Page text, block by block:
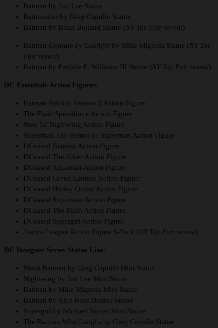
Batman by Jim Lee Statue
Batmonster by Greg Capullo Statue
Batman by Brian Bolland Statue (NY Toy Fair reveal)
Batman Gotham by Gaslight by Mike Mignola Statue (NY Toy
Fair reveal)
Batman by Freddie E. Williams III Statue (NY Toy Fair reveal)
DC Essentials Action Figures:
Batman Rebirth Version 2 Action Figure
The Flash Speedforce Action Figure
New 52 Nightwing Action Figure
Superman The Return of Superman Action Figure
DCeased Batman Action Figure
DCeased The Joker Action Figure
DCeased Aquaman Action Figure
DCeased Green Lantern Action Figure
DCeased Harley Quinn Action Figure
DCeased Superman Action Figure
DCeased The Flash Action Figure
DCeased Supergirl Action Figure
Justice League Action Figure 6-Pack (NY Toy Fair reveal)
DC Designer Series Statue Line:
Metal Batman by Greg Capullo Mini Statue
Nightwing by Jim Lee Mini Statue
Batman by Mike Mignola Mini Statue
Batman by Alex Ross Deluxe Statue
Supergirl by Michael Turner Mini Statue
The Batman Who Laughs by Greg Capullo Statue